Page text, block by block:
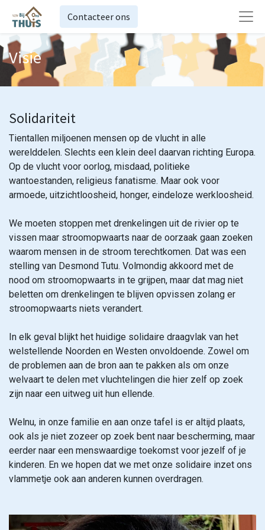
Contacteer ons
Visie
Solidariteit
Tientallen miljoenen mensen op de vlucht in alle
werelddelen. Slechts een klein deel daarvan richting Europa.
Op de vlucht voor oorlog, misdaad, politieke
wantoestanden, religieus fanatisme. Maar ook voor
armoede, uitzichtloosheid, honger, eindeloze werkloosheid.
We moeten stoppen met drenkelingen uit de rivier op te
vissen maar stroomopwaarts naar de oorzaak gaan zoeken
waarom mensen in de stroom terechtkomen. Dat was een
stelling van Desmond Tutu. Volmondig akkoord met de
nood om stroomopwaarts in te grijpen, maar dat mag niet
beletten om drenkelingen te blijven opvissen zolang er
stroomopwaarts niets verandert.
In elk geval blijkt het huidige solidaire draagvlak van het
welstellende Noorden en Westen onvoldoende. Zowel om
de problemen aan de bron aan te pakken als om onze
welvaart te delen met vluchtelingen die hier zelf op zoek
zijn naar een uitweg uit hun ellende.
Welnu, in onze familie en aan onze tafel is er altijd plaats,
ook als je niet zozeer op zoek bent naar bescherming, maar
eerder naar een menswaardige toekomst voor jezelf of je
kinderen. En we hopen dat we met onze solidaire inzet ons
vlammetje ook aan anderen kunnen overdragen.